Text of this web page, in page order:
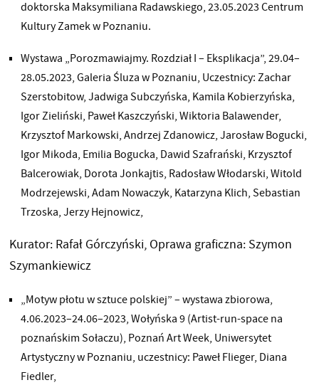
doktorska Maksymiliana Radawskiego, 23.05.2023 Centrum
Kultury Zamek w Poznaniu.
Wystawa „Porozmawiajmy. Rozdział I – Eksplikacja”, 29.04–
28.05.2023, Galeria Śluza w Poznaniu, Uczestnicy: Zachar
Szerstobitow, Jadwiga Subczyńska, Kamila Kobierzyńska,
Igor Zieliński, Paweł Kaszczyński, Wiktoria Balawender,
Krzysztof Markowski, Andrzej Zdanowicz, Jarosław Bogucki,
Igor Mikoda, Emilia Bogucka, Dawid Szafrański, Krzysztof
Balcerowiak, Dorota Jonkajtis, Radosław Włodarski, Witold
Modrzejewski, Adam Nowaczyk, Katarzyna Klich, Sebastian
Trzoska, Jerzy Hejnowicz,
Kurator: Rafał Górczyński, Oprawa graficzna: Szymon
Szymankiewicz
„Motyw płotu w sztuce polskiej” – wystawa zbiorowa,
4.06.2023–24.06–2023, Wołyńska 9 (Artist-run-space na
poznańskim Sołaczu), Poznań Art Week, Uniwersytet
Artystyczny w Poznaniu, uczestnicy: Paweł Flieger, Diana
Fiedler,